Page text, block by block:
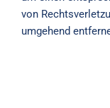
von
umgehend